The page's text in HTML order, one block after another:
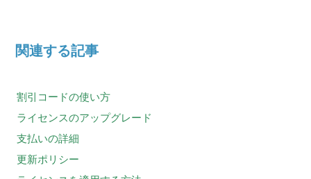
関連する記事
割引コードの使い方
ライセンスのアップグレード
支払いの詳細
更新ポリシー